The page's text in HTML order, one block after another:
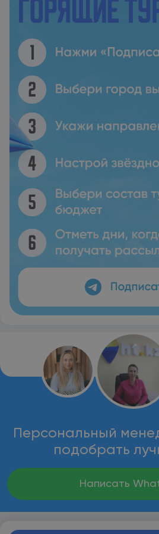
Кармен. Международный аэропорт
Персональный
подобрать
Написать